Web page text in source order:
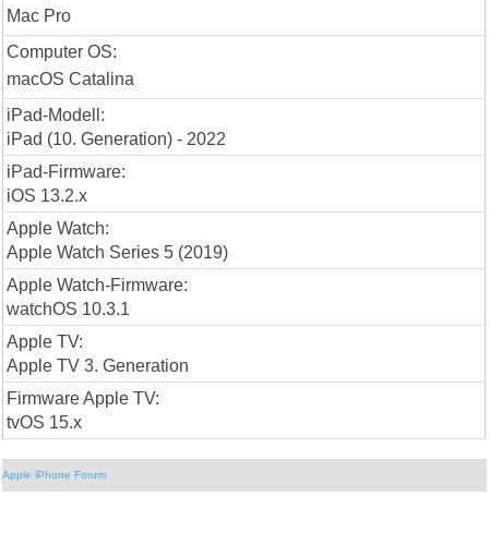
Mac Pro
Computer OS:
macOS Catalina
iPad-Modell:
iPad (10. Generation) - 2022
iPad-Firmware:
iOS 13.2.x
Apple Watch:
Apple Watch Series 5 (2019)
Apple Watch-Firmware:
watchOS 10.3.1
Apple TV:
Apple TV 3. Generation
Firmware Apple TV:
tvOS 15.x
Apple iPhone Forum